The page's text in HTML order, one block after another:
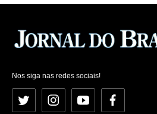
Nos siga nas redes sociais!
Twitter InstagramYouTubeFacebook